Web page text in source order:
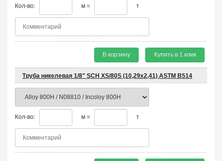
Кол-во: м = т
В корзину Купить в 1 клик
Труба никелевая 1/8" SCH XS/80S (10,29х2,41) ASTM B514
Кол-во: м = т